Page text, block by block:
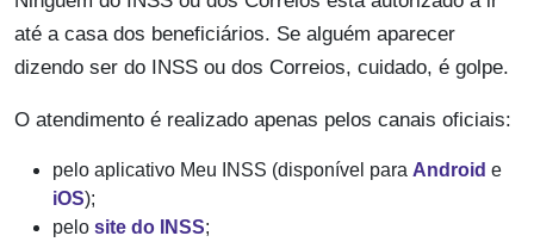
até a casa dos beneficiários. Se alguém aparecer
dizendo ser do INSS ou dos Correios, cuidado, é golpe.
O atendimento é realizado apenas pelos canais oficiais:
pelo aplicativo Meu INSS (disponível para Android e
iOS);
pelo site do INSS;